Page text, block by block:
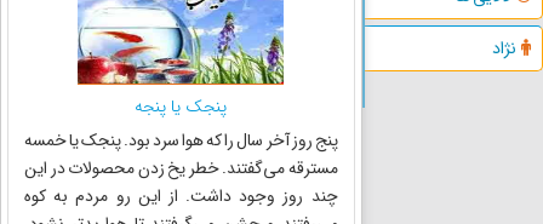
نژاد
پنجک یا پنجه
پنج روز آخر سال را که هوا سرد بود. پنجک یا خمسه
مسترقه می‌گفتند. خطر یخ زدن محصولات در این
چند روز وجود داشت. از این رو مردم به کوه